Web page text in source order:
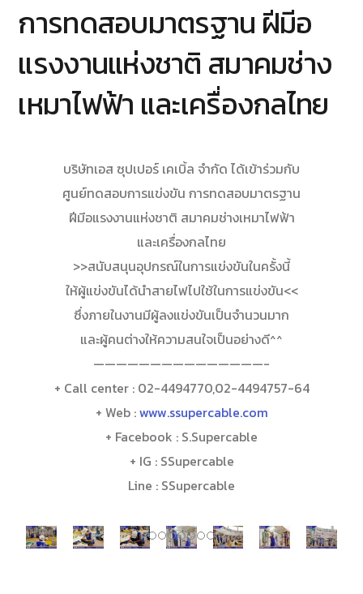
การทดสอบมาตรฐาน ฝีมีอ
แรงงานแห่งชาติ สมาคมช่าง
เหมาไฟฟ้า และเครื่องกลไทย
บริษัทเอส ซุปเปอร์ เคเบิ้ล จำกัด ได้เข้าร่วมกับ
ศูนย์ทดสอบการแข่งขัน การทดสอบมาตรฐาน
ฝีมีอแรงงานแห่งชาติ สมาคมช่างเหมาไฟฟ้า
และเครื่องกลไทย
>>สนับสนุนอุปกรณ์ในการแข่งขันในครั้งนี้
ให้ผู้แข่งขันได้นำสายไฟไปใช้ในการแข่งขัน<<
ซึ่งภายในงานมีผู้ลงแข่งขันเป็นจำนวนมาก
และผู้คนต่างให้ความสนใจเป็นอย่างดี^^
———————————————-
+ Call center : 02-4494770,02-4494757-64
+ Web :www.ssupercable.com
+ Facebook : S.Supercable
+ IG : SSupercable
Line : SSupercable